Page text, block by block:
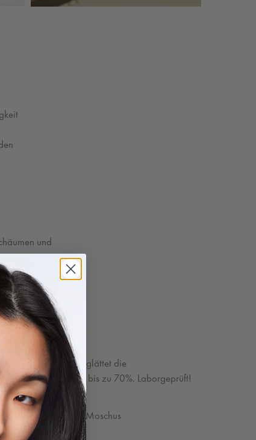
und
es?
Lipiden glättet die
reduziert Frizz um bis zu 70%. Laborgeprüft!
Blumig – Würzig – Moschus